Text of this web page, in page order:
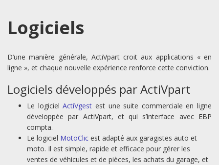
Logiciels
D’une manière générale, ActiVpart croit aux applications « en
ligne », et chaque nouvelle expérience renforce cette conviction.
Logiciels développés par ActiVpart
Le logicielActiVgest est une suite commerciale en ligne
développée par ActiVpart, et qui s’interface avec EBP
compta.
Le logiciel MotoClic est adapté aux garagistes auto et
moto. Il est simple, rapide et efficace pour gérer les
ventes de véhicules et de pièces, les achats du garage, et